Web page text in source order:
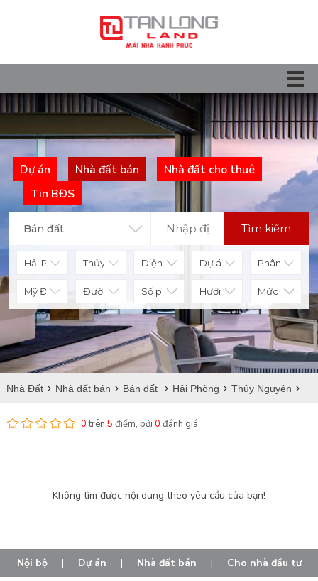
Dự án Nhà đất bán
Nhà đất cho thuê
Tin BĐS
Bán đất Tìm kiếm
Diện tích
Số phòng Hướng nhà Mức giá
Nhà Đất Nhà đất bán Bán đất Hải Phòng Thủy Nguyên
Bán đất tại Mỹ Đồng
0trên 5 điểm, bởi 0 đánh giá
Không tìm được nội dung theo yêu cầu của bạn!
Nội bộ | Dự án | Nhà đất bán | Cho nhà đầu tư